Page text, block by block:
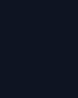
numerem telefonu 62